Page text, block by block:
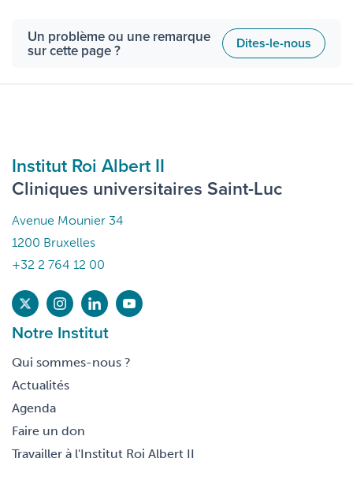
Un problème ou une remarque
sur cette page ? Dites-le-nous
Institut Roi Albert II
Cliniques universitaires Saint-Luc
Avenue Mounier 34
1200 Bruxelles
+32 2 764 12 00
Notre Institut
Qui sommes-nous ?
Actualités
Agenda
Faire un don
Travailler à l'Institut Roi Albert II